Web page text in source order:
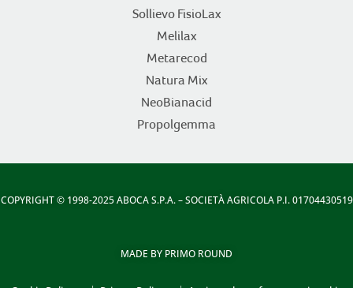
Sollievo FisioLax
Melilax
Metarecod
Natura Mix
NeoBianacid
Propolgemma
COPYRIGHT© 1998-2025 ABOCA S.P.A. – SOCIETÀ AGRICOLA P.I. 01704430519
MADE BY PRIMO ROUND